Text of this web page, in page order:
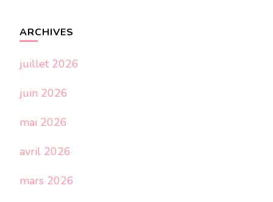
ARCHIVES
juillet 2026
juin 2026
mai 2026
avril 2026
mars 2026